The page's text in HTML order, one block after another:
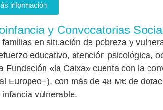
información
y Convocatorias
en situación de pobreza y
educativo, atención psicológica,
Fundación «la Caixa» cuenta con la
Europeo+), con más de 48 M€ de
vulnerable.